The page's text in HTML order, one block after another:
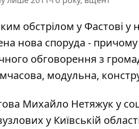
обстрілом у Фастові у
нова споруда - причому
обговорення з
модульна,
Михайло Нетяжук у
у Київській